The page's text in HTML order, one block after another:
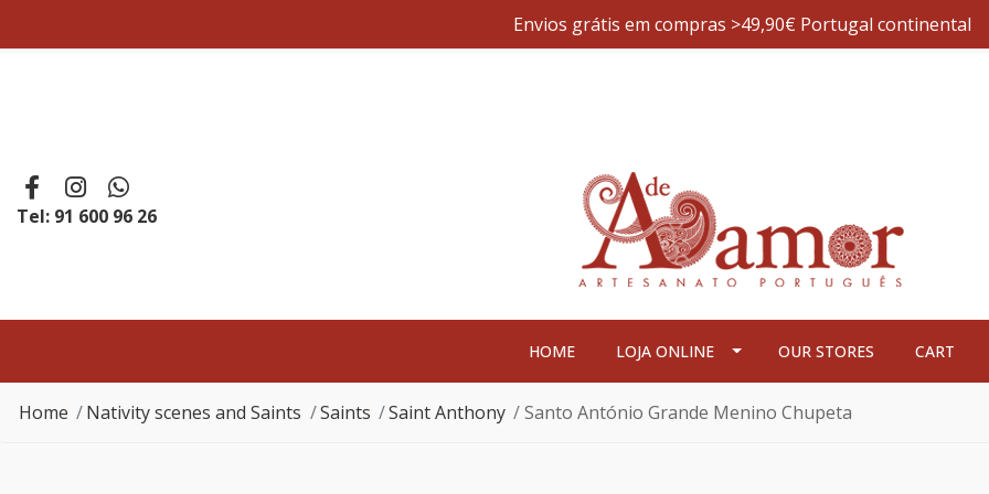
Envios grátis em compras >49,90€ Portugal continental
Tel: 91 600 96 26
HOME LOJA ONLINE OUR STORES CART
Home Nativity scenes and Saints Saints Saint Anthony Santo António Grande Menino Chupeta